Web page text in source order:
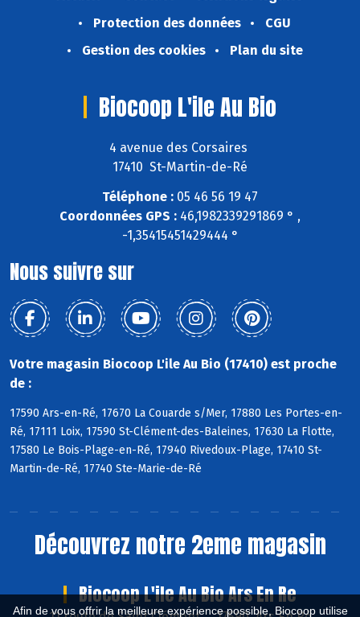
Afin de vous offrir la meilleure expérience possible, Biocoop utilise
Protection des données
CGU
Gestion des cookies
Plan du site
Biocoop L'ile Au Bio
4 avenue des Corsaires
17410 St-Martin-de-Ré
Téléphone : 05 46 56 19 47
Coordonnées GPS : 46,1982339291869 ° ,
-1,35415451429444 °
Nous suivre sur
Votre magasin Biocoop L'ile Au Bio (17410) est proche
de :
17590 Ars-en-Ré, 17670 La Couarde s/Mer, 17880 Les Portes-en-
Ré, 17111 Loix, 17590 St-Clément-des-Baleines, 17630 La Flotte,
17580 Le Bois-Plage-en-Ré, 17940 Rivedoux-Plage, 17410 St-
Martin-de-Ré, 17740 Ste-Marie-de-Ré
Découvrez notre 2eme magasin
Biocoop L'ile Au Bio Ars En Re